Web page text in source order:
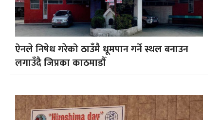
ऐनले निषेध गरेको ठाउँमै धूमपान गर्ने स्थल बनाउन
लगाउँदै जिप्रका काठमाडौँ